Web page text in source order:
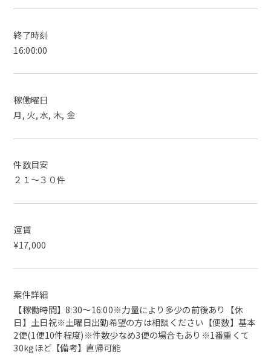
終了時刻
16:00:00
稼働曜日
月, 火, 水, 木, 金
件数目安
２１～３０件
運賃
¥17,000
案件詳細
【稼働時間】8:30〜16:00※力量により多少の前後あり【休
日】土日祝※土曜日出勤希望の方は相談ください【便数】基本
2便(1便10件程度)※件数少なめ3便の場合もあり※1番重くて
30kgほど【備考】直帰可能